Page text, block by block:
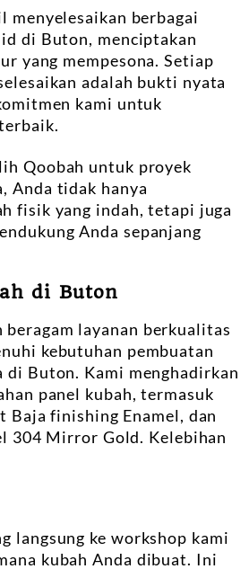
menyelesaikan berbagai
di Buton, menciptakan
yang mempesona. Setiap
adalah bukti nyata
kami untuk
Qoobah untuk proyek
Anda tidak hanya
fisik yang indah, tetapi juga
Anda sepanjang
di Buton
beragam layanan berkualitas
kebutuhan pembuatan
di Buton. Kami menghadirkan
panel kubah, termasuk
Baja finishing Enamel, dan
304 Mirror Gold. Kelebihan
langsung ke workshop kami
kubah Anda dibuat. Ini